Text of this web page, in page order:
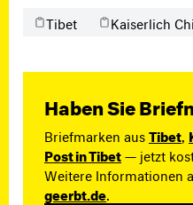
Tibet Kaiserlich
Haben Sie
Briefmarken ausTibet
Post in Tibet— jetzt
Weitere Informationen
geerbt.de